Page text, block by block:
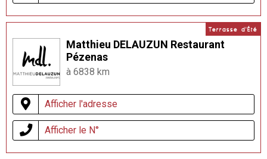
Terrasse d'Été
Matthieu DELAUZUN Restaurant
Pézenas
à 6838 km
Afficher l'adresse
Afficher le N°